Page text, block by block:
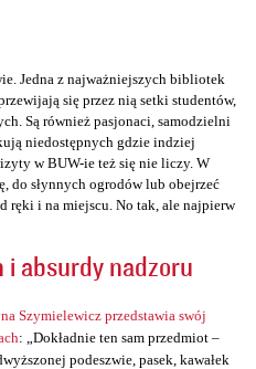
Jedna z najważniejszych bibliotek
się przez nią setki studentów,
Są również pasjonaci, samodzielni
niedostępnych gdzie indziej
w BUW-ie też się nie liczy. W
do słynnych ogrodów lub obejrzeć
ręki i na miejscu. No tak, ale najpierw
absurdy nadzoru
Szymielewicz przedstawia swój
: „Dokładnie ten sam przedmiot –
podeszwie, pasek, kawałek